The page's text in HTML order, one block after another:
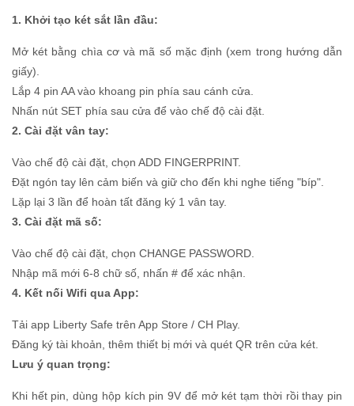
1. Khởi tạo két sắt lần đầu:
Mở két bằng chìa cơ và mã số mặc định (xem trong hướng dẫn
giấy).
Lắp 4 pin AA vào khoang pin phía sau cánh cửa.
Nhấn nút SET phía sau cửa để vào chế độ cài đặt.
2. Cài đặt vân tay:
Vào chế độ cài đặt, chọn ADD FINGERPRINT.
Đặt ngón tay lên cảm biến và giữ cho đến khi nghe tiếng "bíp".
Lặp lại 3 lần để hoàn tất đăng ký 1 vân tay.
3. Cài đặt mã số:
Vào chế độ cài đặt, chọn CHANGE PASSWORD.
Nhập mã mới 6-8 chữ số, nhấn # để xác nhận.
4. Kết nối Wifi qua App:
Tải app Liberty Safe trên App Store / CH Play.
Đăng ký tài khoản, thêm thiết bị mới và quét QR trên cửa két.
Lưu ý quan trọng:
Khi hết pin, dùng hộp kích pin 9V để mở két tạm thời rồi thay pin